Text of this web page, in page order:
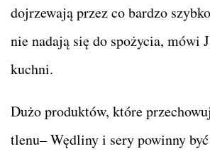
dojrzewają przez co bardzo
nie nadają się do spożycia, mówi
kuchni.
Dużo produktów, które
tlenu– Wędliny i sery powinny